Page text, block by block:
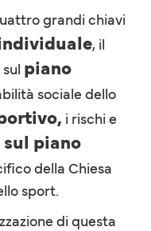
grandi chiavi
, il
piano
sociale dello
i rischi e
sul piano
della Chiesa
sport.
di questa